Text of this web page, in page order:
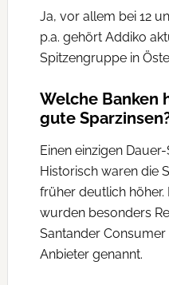
Ja, vor allem bei 12
p.a. gehört Addiko
Spitzengruppe in
Welche Banken
gute
Einen einzigen
Historisch waren die
früher deutlich höher.
wurden besonders
Santander
Anbieter genannt.